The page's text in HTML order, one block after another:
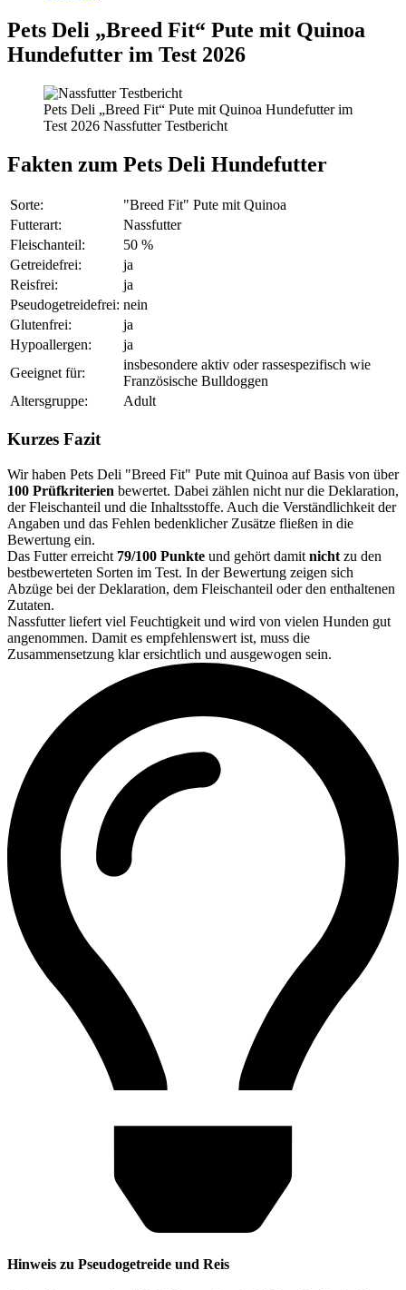
Pets Deli „Breed Fit“ Pute mit Quinoa
Hundefutter im Test 2026
Pets Deli „Breed Fit“ Pute mit Quinoa Hundefutter im
Test 2026 Nassfutter Testbericht
Fakten zum Pets Deli Hundefutter
Sorte:
"Breed Fit" Pute mit Quinoa
Futterart:
Nassfutter
Fleischanteil:
50 %
Getreidefrei:
ja
Reisfrei:
ja
Pseudogetreidefrei: nein
Glutenfrei:
ja
Hypoallergen:
ja
Geeignet für:
insbesondere aktiv oder rassespezifisch wie
Französische Bulldoggen
Altersgruppe:
Adult
Kurzes Fazit
Wir haben Pets Deli "Breed Fit" Pute mit Quinoa auf Basis von über
100 Prüfkriterien bewertet. Dabei zählen nicht nur die Deklaration,
der Fleischanteil und die Inhaltsstoffe. Auch die Verständlichkeit der
Angaben und das Fehlen bedenklicher Zusätze fließen in die
Bewertung ein.
Das Futter erreicht 79/100 Punkte und gehört damit nicht zu den
bestbewerteten Sorten im Test. In der Bewertung zeigen sich
Abzüge bei der Deklaration, dem Fleischanteil oder den enthaltenen
Zutaten.
Nassfutter liefert viel Feuchtigkeit und wird von vielen Hunden gut
angenommen. Damit es empfehlenswert ist, muss die
Zusammensetzung klar ersichtlich und ausgewogen sein.
Hinweis zu Pseudogetreide und Reis